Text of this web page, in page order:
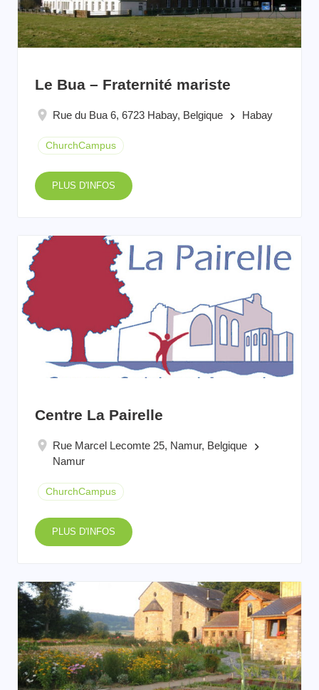
Le Bua – Fraternité mariste
Rue du Bua 6, 6723 Habay, Belgique keyboard_arrow_right Habay
ChurchCampus
PLUS D'INFOS
Centre La Pairelle
Rue Marcel Lecomte 25, Namur, Belgique keyboard_arrow_right
Namur
ChurchCampus
PLUS D'INFOS